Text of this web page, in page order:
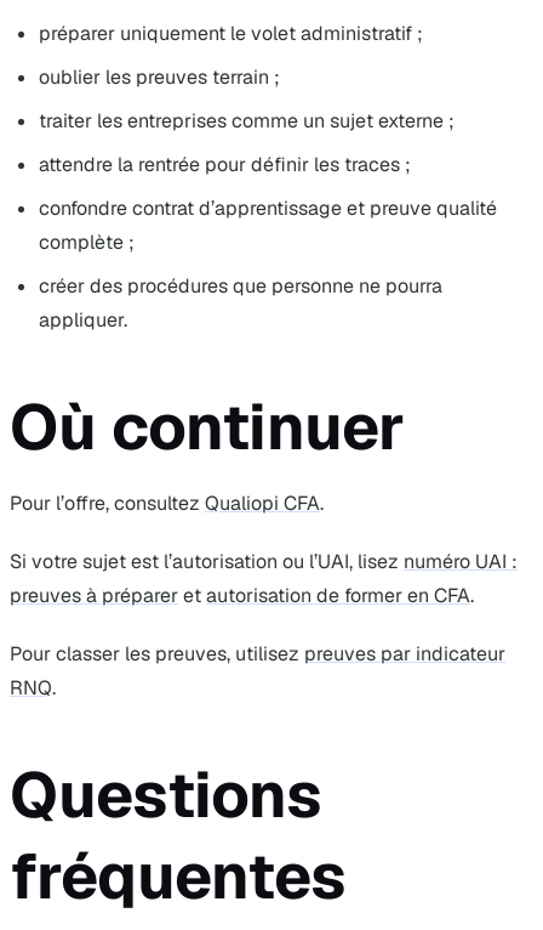
préparer uniquement le volet administratif ;
oublier les preuves terrain ;
traiter les entreprises comme un sujet externe ;
attendre la rentrée pour définir les traces ;
confondre contrat d’apprentissage et preuve qualité
complète ;
créer des procédures que personne ne pourra
appliquer.
Où continuer
Pour l’offre, consultez Qualiopi CFA.
Si votre sujet est l’autorisation ou l’UAI, lisez numéro UAI :
preuves à prépareretautorisation de former en CFA.
Pour classer les preuves, utilisez preuves par indicateur
RNQ.
Questions
fréquentes